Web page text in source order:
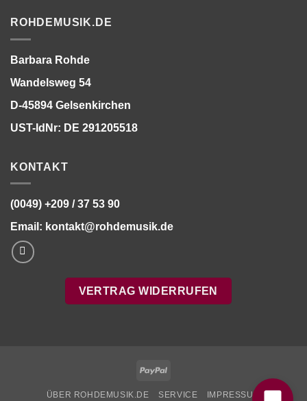
ROHDEMUSIK.DE
Barbara Rohde
Wandelsweg 54
D-45894 Gelsenkirchen
UST-IdNr: DE 291205518
KONTAKT
(0049) +209 / 37 53 90
Email: kontakt@rohdemusik.de
VERTRAG WIDERRUFEN
PayPal
ÜBER ROHDEMUSIK.DE SERVICE IMPRESSUM